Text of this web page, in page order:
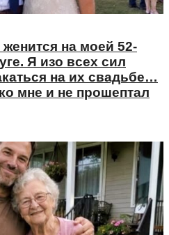
на моей 52-
Я изо всех сил
на их свадьбе…
мне и не прошептал